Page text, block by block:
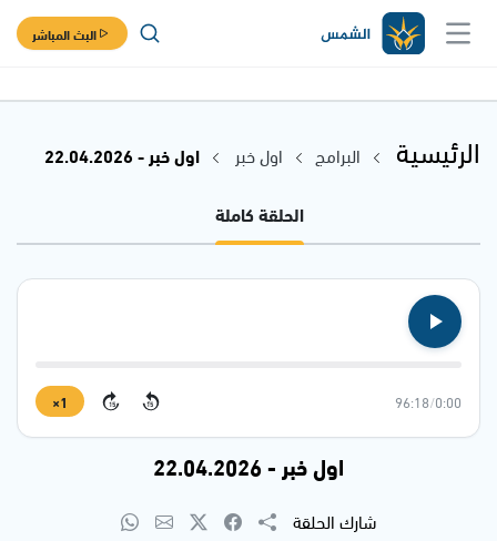
البث المباشر
الرئيسية البرامج اول خبر
اول خبر - 22.04.2026
الحلقة كاملة
0:00
/
96:18
15
15
1×
اول خبر - 22.04.2026
شارك الحلقة